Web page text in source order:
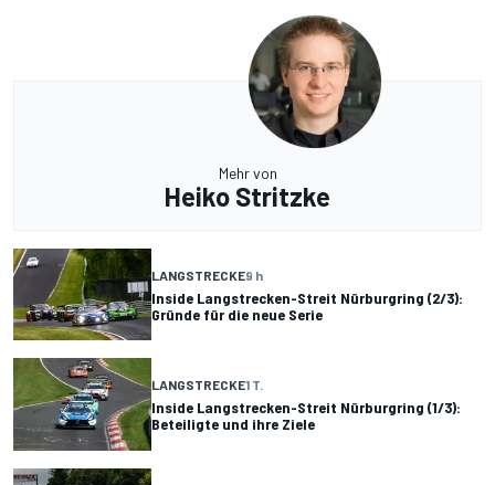
Mehr von
Heiko Stritzke
LANGSTRECKE9 h
Inside Langstrecken-Streit Nürburgring (2/3):
Gründe für die neue Serie
LANGSTRECKE1 T.
Inside Langstrecken-Streit Nürburgring (1/3):
Beteiligte und ihre Ziele